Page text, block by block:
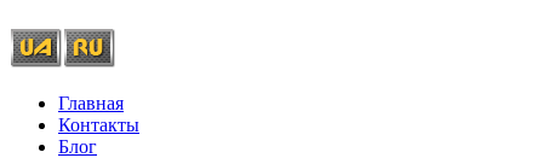
Главная
Контакты
Блог